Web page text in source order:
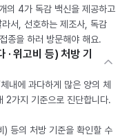
의 4가 독감 백신을 제공하고
서, 선호하는 제조사, 독감
종을 하러 방문해야 해요.
· 위고비 등) 처방 기
내에 과다하게 많은 양의 체
2가지 기준으로 진단합니다.
) 등의 처방 기준을 확인할 수